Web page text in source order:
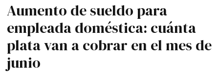
Aumento de sueldo para
empleada doméstica: cuánta
plata van a cobrar en el mes de
junio